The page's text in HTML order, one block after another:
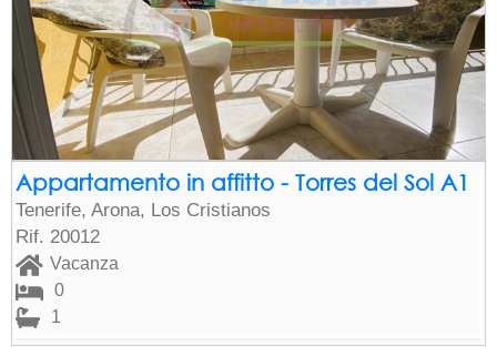
Appartamento in affitto - Torres del Sol A1
Tenerife, Arona, Los Cristianos
Rif. 20012
Vacanza
0
1